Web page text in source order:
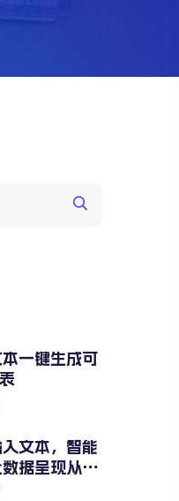
一键生成可
文本，智能
据呈现从未